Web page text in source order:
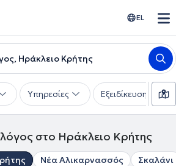
EL
Ηράκλειο Κρήτης
Υπηρεσίες Εξειδίκευση
στο Ηράκλειο Κρήτης
Νέα Αλικαρνασσός Σκαλάνι